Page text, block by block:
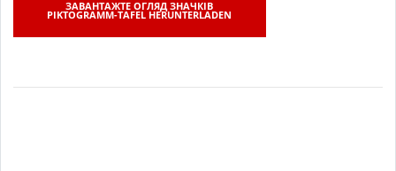
ЗАВАНТАЖТЕ ОГЛЯД ЗНАЧКІВ
PIKTOGRAMM-TAFEL HERUNTERLADEN